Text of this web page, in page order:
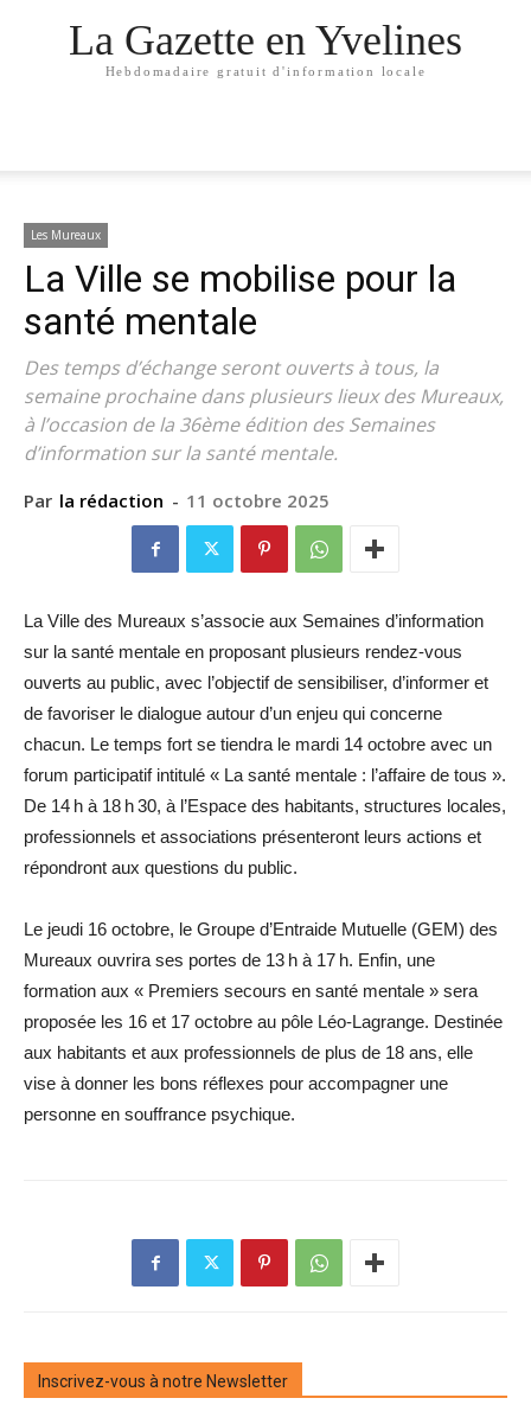
La Gazette en Yvelines
Hebdomadaire gratuit d'information locale
Les Mureaux
La Ville se mobilise pour la
santé mentale
Des temps d’échange seront ouverts à tous, la
semaine prochaine dans plusieurs lieux des Mureaux,
à l’occasion de la 36ème édition des Semaines
d’information sur la santé mentale.
Par la rédaction - 11 octobre 2025
La Ville des Mureaux s’associe aux Semaines d’information
sur la santé mentale en proposant plusieurs rendez-vous
ouverts au public, avec l’objectif de sensibiliser, d’informer et
de favoriser le dialogue autour d’un enjeu qui concerne
chacun. Le temps fort se tiendra le mardi 14 octobre avec un
forum participatif intitulé « La santé mentale : l’affaire de tous ».
De 14 h à 18 h 30, à l’Espace des habitants, structures locales,
professionnels et associations présenteront leurs actions et
répondront aux questions du public.
Le jeudi 16 octobre, le Groupe d’Entraide Mutuelle (GEM) des
Mureaux ouvrira ses portes de 13 h à 17 h. Enfin, une
formation aux « Premiers secours en santé mentale » sera
proposée les 16 et 17 octobre au pôle Léo-Lagrange. Destinée
aux habitants et aux professionnels de plus de 18 ans, elle
vise à donner les bons réflexes pour accompagner une
personne en ­souffrance ­psychique.
Inscrivez-vous à notre Newsletter